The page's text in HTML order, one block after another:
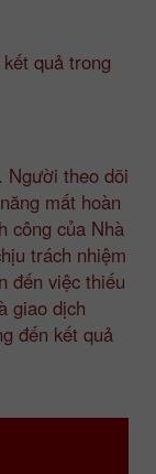
quả trong
Người theo dõi
mất hoàn
công của Nhà
trách nhiệm
đến việc thiếu
giao dịch
đến kết quả